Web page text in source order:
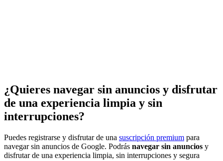
¿Quieres navegar sin anuncios y disfrutar
de una experiencia limpia y sin
interrupciones?
Puedes registrarse y disfrutar de una suscripción premium para
navegar sin anuncios de Google. Podrás navegar sin anuncios y
disfrutar de una experiencia limpia, sin interrupciones y segura